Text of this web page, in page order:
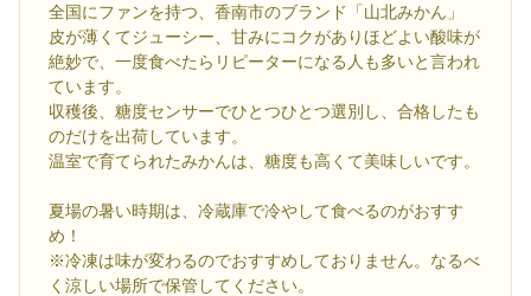
全国にファンを持つ、香南市のブランド「山北みかん」
皮が薄くてジューシー、甘みにコクがありほどよい酸味が
絶妙で、一度食べたらリピーターになる人も多いと言われ
ています。
収穫後、糖度センサーでひとつひとつ選別し、合格したも
のだけを出荷しています。
温室で育てられたみかんは、糖度も高くて美味しいです。
夏場の暑い時期は、冷蔵庫で冷やして食べるのがおすす
め！
※冷凍は味が変わるのでおすすめしておりません。なるべ
く涼しい場所で保管してください。